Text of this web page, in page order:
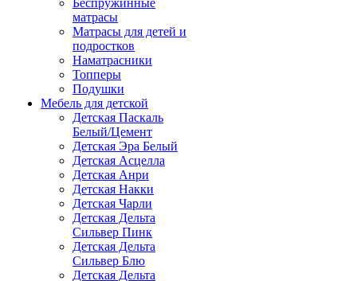
Беспружинные
матрасы
Матрасы для детей и
подростков
Наматрасники
Топперы
Подушки
Мебель для детской
Детская Паскаль
Белый/Цемент
Детская Эра Белый
Детская Асцелла
Детская Анри
Детская Накки
Детская Чарли
Детская Дельта
Сильвер Пинк
Детская Дельта
Сильвер Блю
Детская Дельта